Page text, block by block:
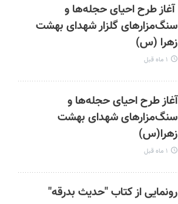
آغاز طرح احیای حجله‌ها و
سنگ‌مزارهای گلزار شهدای بهشت
زهرا (س)
۱ ماه قبل
آغاز طرح احیای حجله‌ها و
سنگ‌مزارهای شهدای بهشت
زهرا(س)
۱ ماه قبل
رونمایی از کتاب "حدیث بدرقه"